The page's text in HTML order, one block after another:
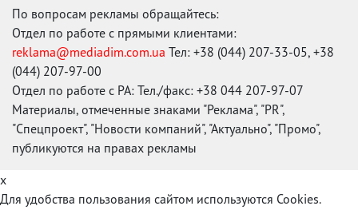
По вопросам рекламы обращайтесь:
Отдел по работе с прямыми клиентами:
reklama@mediadim.com.ua Тел: +38 (044) 207-33-05, +38
(044) 207-97-00
Отдел по работе с РА: Тел./факс: +38 044 207-97-07
Материалы, отмеченные знаками "Реклама", "PR",
"Спецпроект", "Новости компаний", "Актуально", "Промо",
публикуются на правах рекламы
x
Для удобства пользования сайтом используются Cookies.